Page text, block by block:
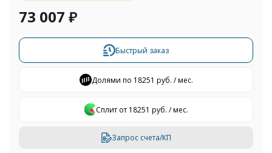
73 007 ₽
Быстрый заказ
Долями по 18251 руб. / мес.
Сплит от 18251 руб. / мес.
Запрос счета/КП